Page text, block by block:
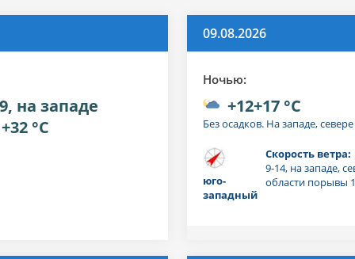
на западе
°C
09.08.2026
Ночью:
+12+17 °C
Без осадков. На западе,
юго-
западный
Скорость ветра:
9-14, на западе,
области порывы